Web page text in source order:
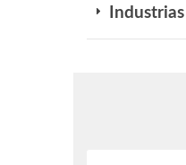
Industrias